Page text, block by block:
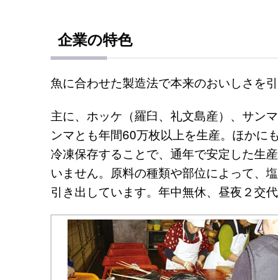
企業の特色
魚に合わせた製造法で本来のおいしさを
主に、ホッケ（羅臼、礼文島産）、サン
ンマとも年間60万枚以上を生産。ほかに
冷凍保存することで、通年で安定した生
いません。原料の種類や部位によって、
引き出しています。年中無休、昼夜２交